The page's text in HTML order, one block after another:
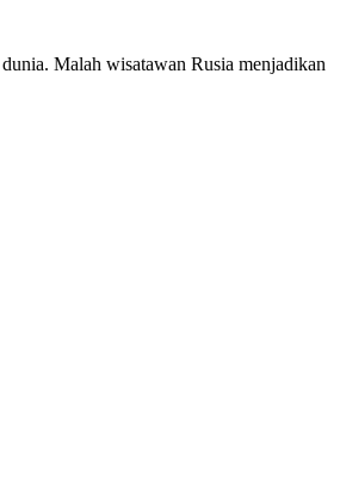
Malah wisatawan Rusia menjadikan